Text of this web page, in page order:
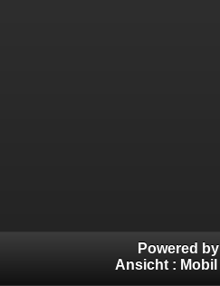
Powered by
Ansicht : Mobil